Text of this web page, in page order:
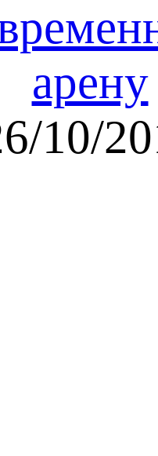
арену
10/